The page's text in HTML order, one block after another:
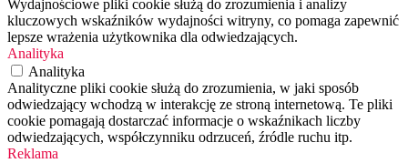
Wydajnościowe pliki cookie służą do zrozumienia i analizy
kluczowych wskaźników wydajności witryny, co pomaga zapewnić
lepsze wrażenia użytkownika dla odwiedzających.
Analityka
Analityka
Analityczne pliki cookie służą do zrozumienia, w jaki sposób
odwiedzający wchodzą w interakcję ze stroną internetową. Te pliki
cookie pomagają dostarczać informacje o wskaźnikach liczby
odwiedzających, współczynniku odrzuceń, źródle ruchu itp.
Reklama